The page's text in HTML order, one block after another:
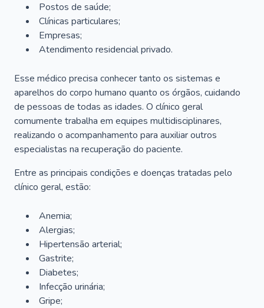
Postos de saúde;
Clínicas particulares;
Empresas;
Atendimento residencial privado.
Esse médico precisa conhecer tanto os sistemas e
aparelhos do corpo humano quanto os órgãos, cuidando
de pessoas de todas as idades. O clínico geral
comumente trabalha em equipes multidisciplinares,
realizando o acompanhamento para auxiliar outros
especialistas na recuperação do paciente.
Entre as principais condições e doenças tratadas pelo
clínico geral, estão:
Anemia;
Alergias;
Hipertensão arterial;
Gastrite;
Diabetes;
Infecção urinária;
Gripe;